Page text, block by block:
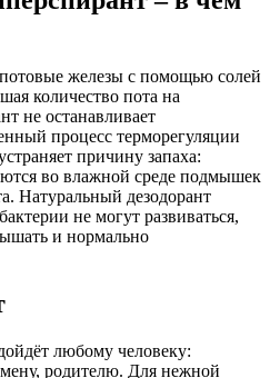
железы с помощью солей
количество пота на
не останавливает
процесс терморегуляции
причину запаха:
во влажной среде подмышек
Натуральный дезодорант
не могут развиваться,
и нормально
любому человеку:
родителю. Для нежной